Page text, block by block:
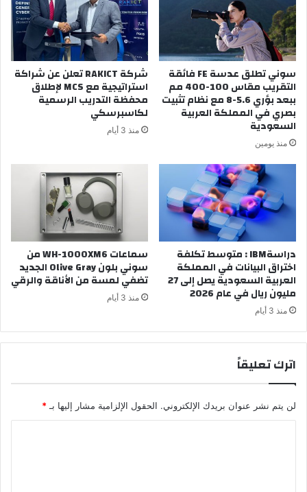
سوني تطلق عدسة FE فائقة
التقريب مقاس 100-400 مم
ببعد بؤري 5.6-8 مع نظام تثبيت
بصري في المملكة العربية
السعودية
منذ يومين
شركة RAKICT تعلن عن شراكة
استراتيجية مع MCS لإطلاق
محفظة التدريب الرسمية
لكاسبرسكي
منذ 3 أيام
دراسةIBM : متوسط تكلفة
اختراق البيانات في المملكة
العربية السعودية يصل إلى 27
مليون ريال في عام 2026
منذ 3 أيام
سماعات WH-1000XM6 من
سوني بلون Olive Gray الجديد
تضفي لمسة من الأناقة والرقي
منذ 3 أيام
اترك تعليقاً
لن يتم نشر عنوان بريدك الإلكتروني. الحقول الإلزامية مشار إليها بـ *